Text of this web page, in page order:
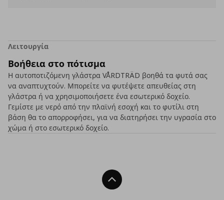
Λειτουργία
Βοήθεια στο πότισμα
Η αυτοποτιζόμενη γλάστρα VÅRDTRÄD βοηθά τα φυτά σας
να αναπτυχτούν. Μπορείτε να φυτέψετε απευθείας στη
γλάστρα ή να χρησιμοποιήσετε ένα εσωτερικό δοχείο.
Γεμίστε με νερό από την πλαϊνή εσοχή και το φυτίλι στη
βάση θα το απορροφήσει, για να διατηρήσει την υγρασία στο
χώμα ή στο εσωτερικό δοχείο.
Back To Top